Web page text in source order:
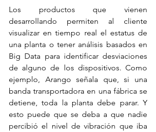
Los productos que vienen
desarrollando permiten al cliente
visualizar en tiempo real el estatus de
una planta o tener análisis basados en
Big Data para identificar desviaciones
de alguno de los dispositivos. Como
ejemplo, Arango señala que, si una
banda transportadora en una fábrica se
detiene, toda la planta debe parar. Y
esto puede que se deba a que nadie
percibió el nivel de vibración que iba